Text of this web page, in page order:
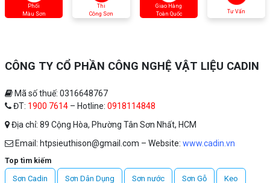
Phối
Màu Sơn
Thi
Công Sơn
Giao Hàng
Toàn Quốc
Tư Vấn
CÔNG TY CỔ PHẦN CÔNG NGHỆ VẬT LIỆU CADIN
Mã số thuế: 0316648767
ĐT: 1900 7614 – Hotline: 0918114848
Địa chỉ: 89 Cộng Hòa, Phường Tân Sơn Nhất, HCM
Email: htpsieuthison@gmail.com – Website: www.cadin.vn
Top tìm kiếm
Sơn Cadin
Sơn Dân Dụng Sơn nước Sơn Gỗ Keo